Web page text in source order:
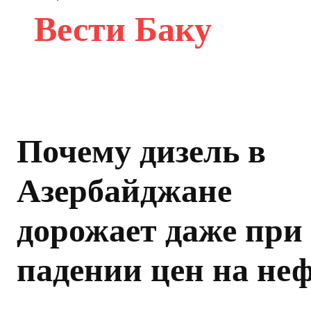
Вести Баку
Почему дизель в
Азербайджане
дорожает даже при
падении цен на